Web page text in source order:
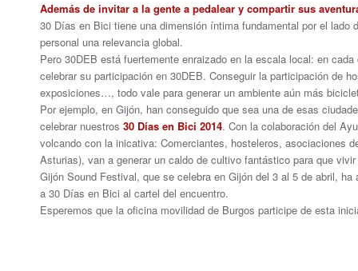
Además de invitar a la gente a pedalear y compartir sus
30 Días en Bici tiene una dimensión íntima fundamental por el
personal una relevancia global.
Pero 30DEB está fuertemente enraizado en la escala local: en
celebrar su participación en 30DEB. Conseguir la participación de
exposiciones…, todo vale para generar un ambiente aún más
Por ejemplo, en Gijón, han conseguido que sea una de esas
celebrar nuestros 30 Días en Bici 2014. Con la colaboración del
volcando con la inicativa: Comerciantes, hosteleros, asociaciones
Asturias), van a generar un caldo de cultivo fantástico para que
Gijón Sound Festival, que se celebra en Gijón del 3 al 5 de abril,
a 30 Días en Bici al cartel del encuentro.
Esperemos que la oficina movilidad de Burgos participe de esta